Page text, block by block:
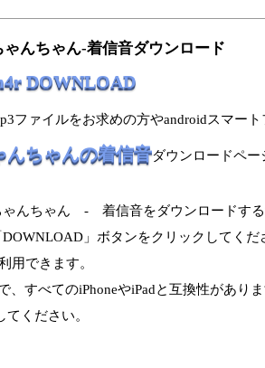
ゃんちゃん-着信音ダウンロード
DOWNLOAD
ファイルをお求めの方やandroidスマー
んちゃんの着信音ダウンロードペー
ゃんちゃん - 着信音をダウンロードする
DOWNLOAD」ボタンをクリックしてく
用できます。
、すべてのiPhoneやiPadと互換性があり
てください。